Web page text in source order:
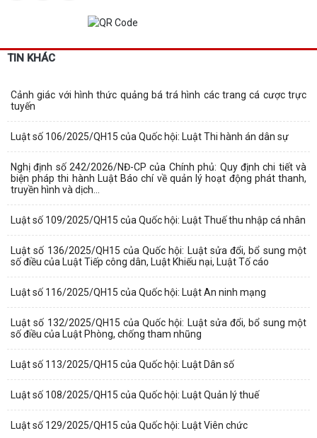
TIN KHÁC
Cảnh giác với hình thức quảng bá trá hình các trang cá cược trực
tuyến
Luật số 106/2025/QH15 của Quốc hội: Luật Thi hành án dân sự
Nghị định số 242/2026/NĐ-CP của Chính phủ: Quy định chi tiết và
biện pháp thi hành Luật Báo chí về quản lý hoạt động phát thanh,
truyền hình và dịch...
Luật số 109/2025/QH15 của Quốc hội: Luật Thuế thu nhập cá nhân
Luật số 136/2025/QH15 của Quốc hội: Luật sửa đổi, bổ sung một
số điều của Luật Tiếp công dân, Luật Khiếu nại, Luật Tố cáo
Luật số 116/2025/QH15 của Quốc hội: Luật An ninh mạng
Luật số 132/2025/QH15 của Quốc hội: Luật sửa đổi, bổ sung một
số điều của Luật Phòng, chống tham nhũng
Luật số 113/2025/QH15 của Quốc hội: Luật Dân số
Luật số 108/2025/QH15 của Quốc hội: Luật Quản lý thuế
Luật số 129/2025/QH15 của Quốc hội: Luật Viên chức